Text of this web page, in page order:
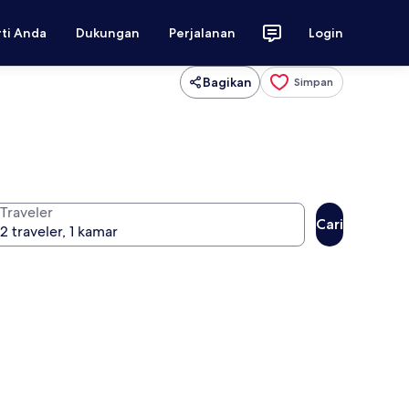
Anda Dukungan Perjalanan Login
Bagikan Simpan
Traveler
Cari